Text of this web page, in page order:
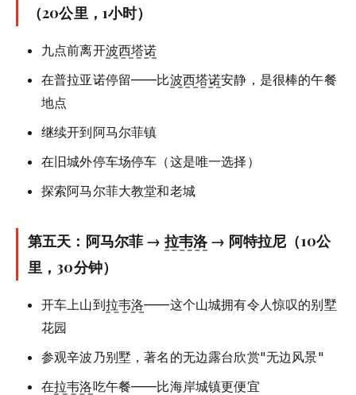
（20公里，1小时）
九点前离开波西塔诺
在普拉亚诺停留——比波西塔诺安静，是很棒的午餐
地点
继续开到阿马尔菲镇
在旧城外停车场停车（这是唯一选择）
探索阿马尔菲大教堂和老城
第五天：阿马尔菲 → 拉韦洛 → 阿特拉尼（10公
里，30分钟）
开车上山到拉韦洛——这个山城拥有令人惊叹的别墅
花园
参观辛波乃别墅，著名的无边露台欣赏"无边风景"
在拉韦洛吃午餐——比海岸城镇更便宜